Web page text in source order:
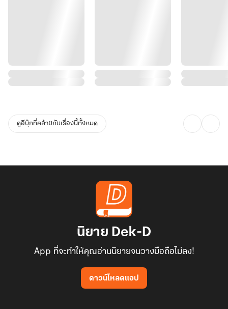
ดูอีบุ๊กที่คล้ายกับเรื่องนี้ทั้งหมด
นิยาย Dek-D
App ที่จะทำให้คุณอ่านนิยายจนวางมือถือไม่ลง!
ดาวน์โหลดแอป